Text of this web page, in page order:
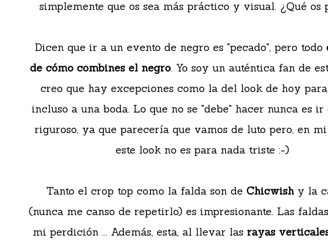
simplemente que os sea más práctico y visual. ¿Qué os
Dicen que ir a un evento de negro es "pecado", pero todo
de cómo combines el negro. Yo soy un auténtica fan de
creo que hay excepciones como la del look de hoy
incluso a una boda. Lo que no se "debe" hacer nunca es
riguroso, ya que parecería que vamos de luto pero, en
este look no es para nada triste :-)
Tanto el crop top como la falda son de Chicwishy la
(nunca me canso de repetirlo) es impresionante. Las
mi perdición ... Además, esta, al llevar lasrayas